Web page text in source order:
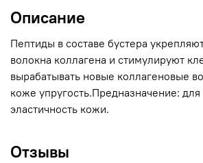
Описание
Пептиды в составе бустера
волокна коллагена и стимулируют
вырабатывать новые коллагеновые
коже упругость.Предназначение:
эластичность кожи.
Отзывы